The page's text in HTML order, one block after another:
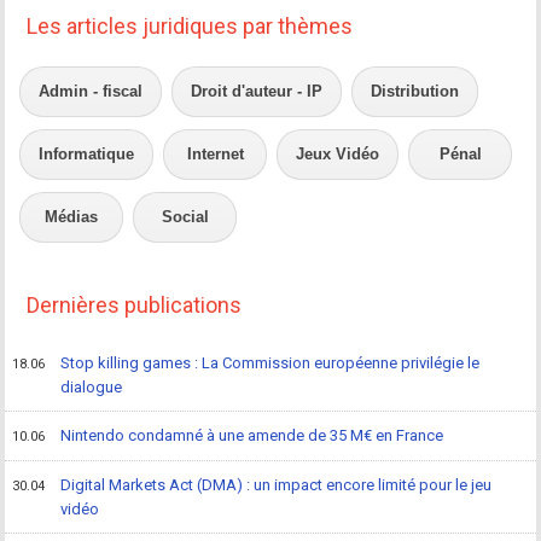
Les articles juridiques par thèmes
Admin - fiscal Droit d'auteur - IP Distribution
Informatique Internet Jeux Vidéo Pénal
Médias Social
Dernières publications
18.06
Stop killing games : La Commission européenne privilégie le
dialogue
10.06 Nintendo condamné à une amende de 35 M€ en France
30.04
Digital Markets Act (DMA) : un impact encore limité pour le jeu
vidéo